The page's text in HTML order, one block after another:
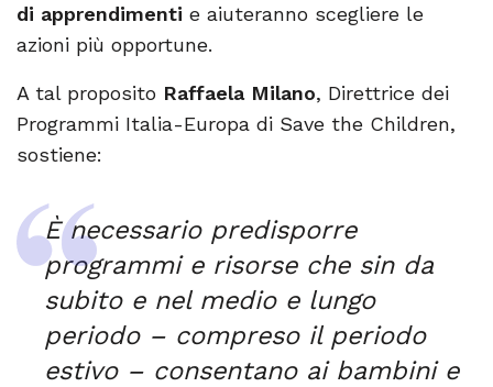
di apprendimenti e aiuteranno scegliere le
azioni più opportune.
A tal proposito Raffaela Milano, Direttrice dei
Programmi Italia-Europa di Save the Children,
sostiene:
È necessario predisporre
programmi e risorse che sin da
subito e nel medio e lungo
periodo – compreso il periodo
estivo – consentano ai bambini e